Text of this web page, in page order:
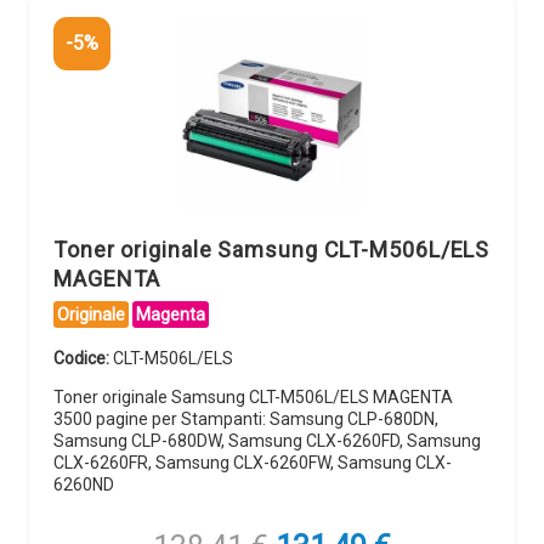
-5%
Toner originale Samsung CLT-M506L/ELS
MAGENTA
Originale Magenta
Codice:CLT-M506L/ELS
Toner originale Samsung CLT-M506L/ELS MAGENTA
3500 pagine per Stampanti: Samsung CLP-680DN,
Samsung CLP-680DW, Samsung CLX-6260FD, Samsung
CLX-6260FR, Samsung CLX-6260FW, Samsung CLX-
6260ND